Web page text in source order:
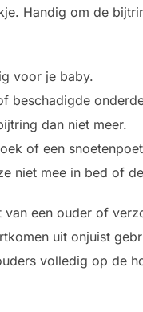
Handig om de
voor je baby.
beschadigde
dan niet meer.
of een
niet mee in bed of
een ouder of
uit onjuist
volledig op de